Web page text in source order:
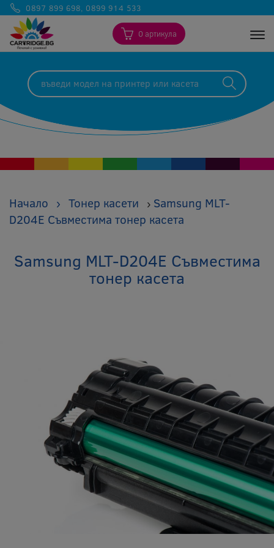
0897 899 698, 0899 914 533
0 артикула
Начало › Тонер касети › Samsung MLT-
D204E Съвместима тонер касета
Samsung MLT-D204E Съвместима
тонер касета